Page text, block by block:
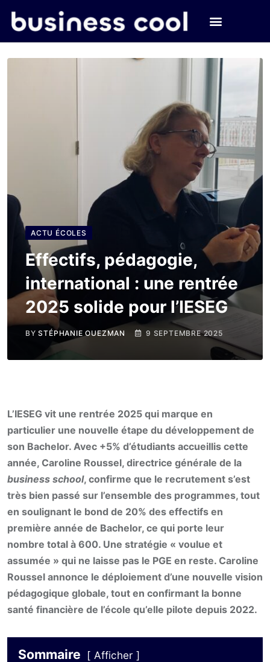
ACTU ÉCOLES
Effectifs, pédagogie,
international : une rentrée
2025 solide pour l’IESEG
BYSTÉPHANIE OUEZMAN 9 SEPTEMBRE 2025
L’IESEG vit une rentrée 2025 qui marque en
particulier une nouvelle étape du développement de
son Bachelor. Avec +5% d’étudiants accueillis cette
année, Caroline Roussel, directrice générale de la
business school, confirme que le recrutement s’est
très bien passé sur l’ensemble des programmes, tout
en soulignant le bond de 20% des effectifs en
première année de Bachelor, ce qui porte leur
nombre total à 600. Une stratégie « voulue et
assumée » qui ne laisse pas le PGE en reste. Caroline
Roussel annonce le déploiement d’une nouvelle vision
pédagogique globale, tout en confirmant la bonne
santé financière de l’école qu’elle pilote depuis 2022.
Sommaire Afficher